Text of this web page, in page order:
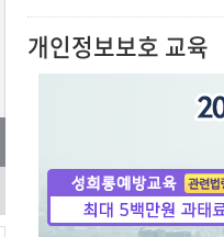
개인정보보호 교육